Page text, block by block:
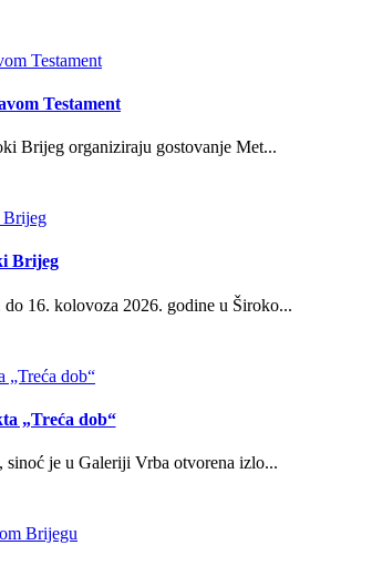
Testament
Brijeg organiziraju gostovanje Met...
Brijeg
16. kolovoza 2026. godine u Široko...
„Treća dob“
je u Galeriji Vrba otvorena izlo...